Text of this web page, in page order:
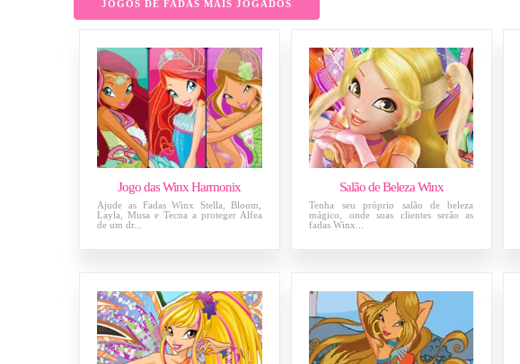
JOGOS DE FADAS MAIS JOGADOS
Jogo das Winx Harmonix
Ajude as Fadas Winx Stella, Bloom,
Layla, Musa e Tecna a proteger Alfea
de um dr...
Salão de Beleza Winx
Tenha seu próprio salão de beleza
mágico, onde suas clientes serão as
fadas Winx...